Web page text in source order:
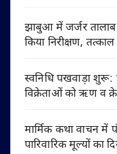
झाबुआ में जर्जर तालाब
किया निरीक्षण,
स्वनिधि पखवाड़ा
विक्रेताओं को ऋण व
मार्मिक कथा वाचन में
पारिवारिक मूल्यों का